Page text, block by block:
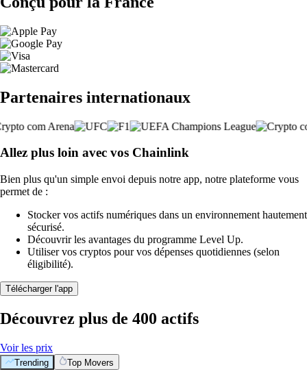
Partenaires internationaux
Allez plus loin avec vos Chainlink
Bien plus qu'un simple envoi depuis notre app, notre plateforme vous
permet de :
Stocker vos actifs numériques dans un environnement hautement
sécurisé.
Découvrir les avantages du programme Level Up.
Utiliser vos cryptos pour vos dépenses quotidiennes (selon
éligibilité).
Télécharger l'app
Découvrez plus de 400 actifs
Voir les prix
Trending Top Movers